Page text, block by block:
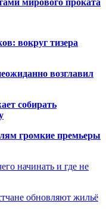
вокруг тизера
возглавил
собирать
громкие премьеры
начинать и где не
обновляют жильё